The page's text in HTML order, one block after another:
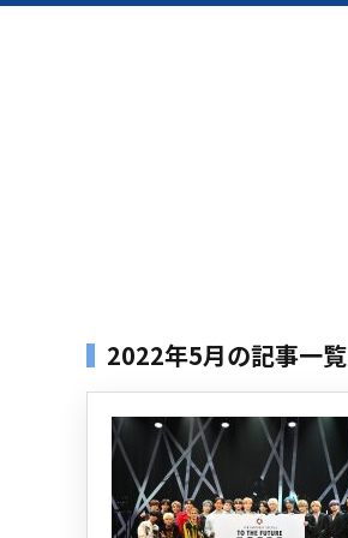
2022年5月の記事一覧